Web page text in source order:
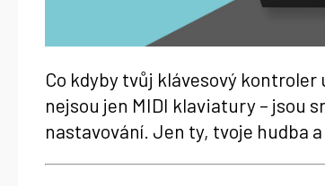
Co kdyby tvůj klávesový kontroler
nejsou jen MIDI klaviatury – jsou
nastavování. Jen ty, tvoje hudba